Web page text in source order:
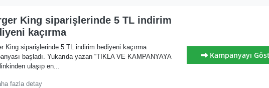
King siparişlerinde 5 TL indirim
kaçırma
King siparişlerinde 5 TL indirim hediyeni kaçırma
başladı. Yukarıda yazan “TIKLA VE KAMPANYAYA
ulaşıp en...
fazla detay
Kampanyayı